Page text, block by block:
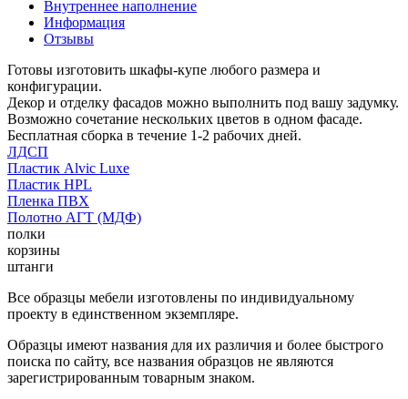
Внутреннее наполнение
Информация
Отзывы
Готовы изготовить шкафы-купе любого размера и
конфигурации.
Декор и отделку фасадов можно выполнить под вашу задумку.
Возможно сочетание нескольких цветов в одном фасаде.
Бесплатная сборка в течение 1-2 рабочих дней.
ЛДСП
Пластик Alvic Luxe
Пластик HPL
Пленка ПВХ
Полотно АГТ (МДФ)
полки
корзины
штанги
Все образцы мебели изготовлены по индивидуальному
проекту в единственном экземпляре.
Образцы имеют названия для их различия и более быстрого
поиска по сайту, все названия образцов не являются
зарегистрированным товарным знаком.